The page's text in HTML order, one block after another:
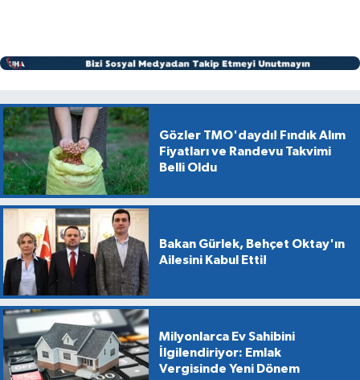
Gözler TMO'daydı! Fındık Alım
Fiyatları ve Randevu Takvimi
Belli Oldu
Bakan Gürlek, Behçet Oktay'ın
Ailesini Kabul Etti!
Milyonlarca Ev Sahibini
İlgilendiriyor: Emlak
Vergisinde Yeni Dönem